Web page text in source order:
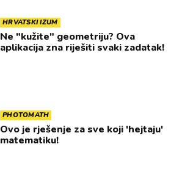
HRVATSKI IZUM
Ne "kužite" geometriju? Ova
aplikacija zna riješiti svaki zadatak!
PHOTOMATH
Ovo je rješenje za sve koji 'hejtaju'
matematiku!